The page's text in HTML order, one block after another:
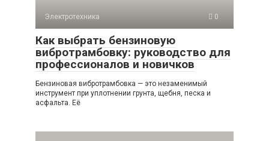
Электротехника 0
Как выбрать бензиновую
вибротрамбовку: руководство для
профессионалов и новичков
Бензиновая вибротрамбовка — это незаменимый
инструмент при уплотнении грунта, щебня, песка и
асфальта. Её